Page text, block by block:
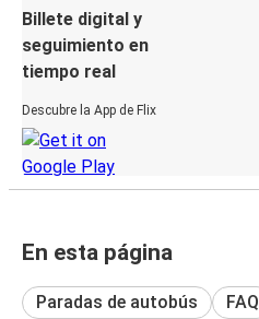
Billete digital y
seguimiento en
tiempo real
Descubre la App de Flix
En esta página
Paradas de autobús FAQ